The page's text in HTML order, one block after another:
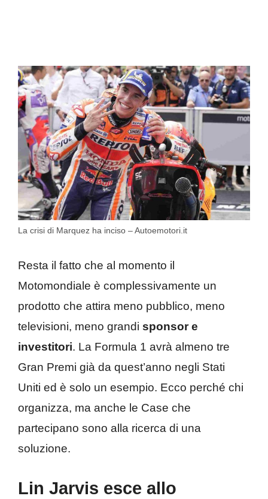
La crisi di Marquez ha inciso – Autoemotori.it
Resta il fatto che al momento il
Motomondiale è complessivamente un
prodotto che attira meno pubblico, meno
televisioni, meno grandi sponsor e
investitori. La Formula 1 avrà almeno tre
Gran Premi già da quest’anno negli Stati
Uniti ed è solo un esempio. Ecco perché chi
organizza, ma anche le Case che
partecipano sono alla ricerca di una
soluzione.
Lin Jarvis esce allo